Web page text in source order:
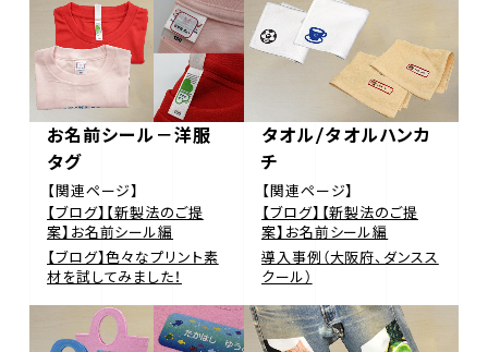
お名前シール－洋服
タグ
【関連ページ】
【ブログ】【新製法のご提
案】お名前シール編
【ブログ】色々なプリント素
材を試してみました！
タオル/タオルハンカ
チ
【関連ページ】
【ブログ】【新製法のご提
案】お名前シール編
導入事例（大阪府、ダンスス
クール）